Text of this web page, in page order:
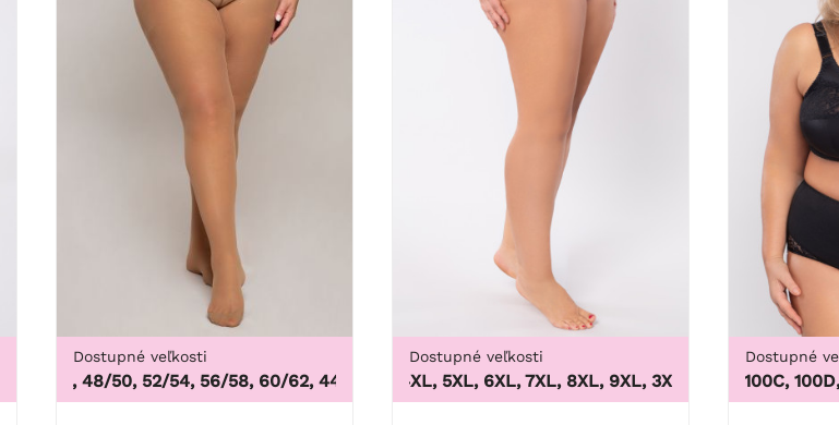
Dostupné veľkosti
44/46, 48/50, 52/54, 56/58, 60/62,44/46, 48/50, 52/54, 56/58, 60/62
Dostupné veľkosti
3XL, 4XL, 5XL, 6XL, 7XL, 8XL, 9XL,3XL, 4XL, 5XL, 6XL, 7XL,
Dostupné
100B, 100C, 100D,